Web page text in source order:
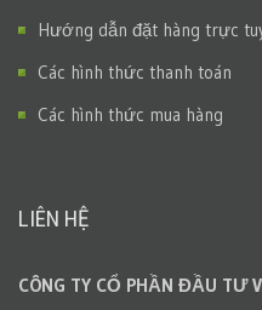
Hướng dẫn đặt hàng trực
Các hình thức thanh toán
Các hình thức mua hàng
LIÊN HỆ
CÔNG TY CỔ PHẦN ĐẦU TƯ